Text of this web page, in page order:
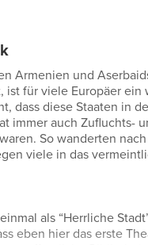
Armenien und
ist für viele Europäer ein
dass diese Staaten in
immer auch Zufluchts-
So wanderten
viele in das
als “Herrliche
eben hier das erste